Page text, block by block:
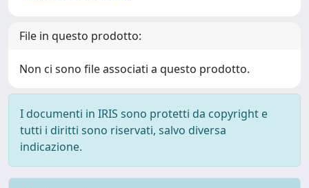
File in questo prodotto:
Non ci sono file associati a questo prodotto.
I documenti in IRIS sono protetti da copyright e
tutti i diritti sono riservati, salvo diversa
indicazione.